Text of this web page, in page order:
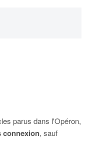
parus dans l'Opéron,
connexion, sauf